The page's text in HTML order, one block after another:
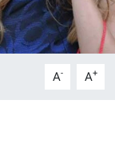
A- A+